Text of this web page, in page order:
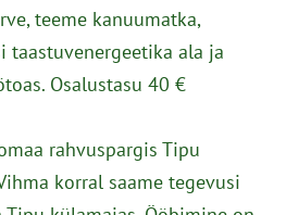
teeme kanuumatka,
taastuvenergeetika ala ja
Osalustasu 40 €
rahvuspargis Tipu
korral saame tegevusi